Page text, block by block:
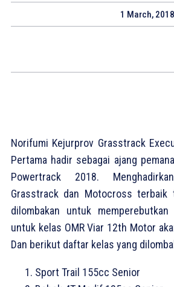
1 March, 2018
Norifumi Kejurprov Grasstrack
Pertama hadir sebagai ajang
Powertrack 2018.
Grasstrack dan Motocross terbaik
dilombakan untuk
untuk kelas OMR Viar 12th Motor
Dan berikut daftar kelas yang
Sport Trail 155cc Senior